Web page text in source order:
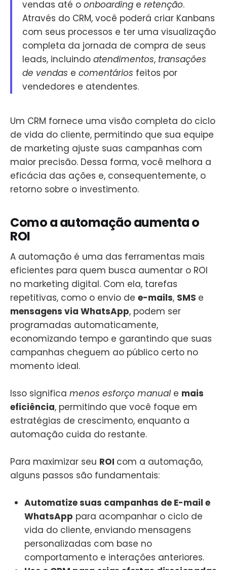
vendas até o onboarding e retenção.
Através do CRM, você poderá criar Kanbans
com seus processos e ter uma visualização
completa da jornada de compra de seus
leads, incluindo atendimentos, transações
de vendas e comentários feitos por
vendedores e atendentes.
Um CRM fornece uma visão completa do ciclo
de vida do cliente, permitindo que sua equipe
de marketing ajuste suas campanhas com
maior precisão. Dessa forma, você melhora a
eficácia das ações e, consequentemente, o
retorno sobre o investimento.
Como a automação aumenta o
ROI
A automação é uma das ferramentas mais
eficientes para quem busca aumentar o ROI
no marketing digital. Com ela, tarefas
repetitivas, como o envio de e-mails, SMS e
mensagens via WhatsApp, podem ser
programadas automaticamente,
economizando tempo e garantindo que suas
campanhas cheguem ao público certo no
momento ideal.
Isso significa menos esforço manuale mais
eficiência, permitindo que você foque em
estratégias de crescimento, enquanto a
automação cuida do restante.
Para maximizar seu ROI com a automação,
alguns passos são fundamentais:
Automatize suas campanhas de E-mail e
WhatsApp para acompanhar o ciclo de
vida do cliente, enviando mensagens
personalizadas com base no
comportamento e interações anteriores.